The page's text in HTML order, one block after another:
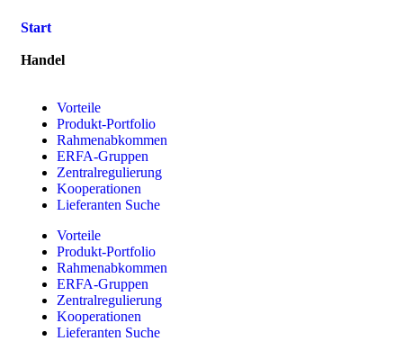
Start
Handel
Vorteile
Produkt-Portfolio
Rahmenabkommen
ERFA-Gruppen
Zentralregulierung
Kooperationen
Lieferanten Suche
Vorteile
Produkt-Portfolio
Rahmenabkommen
ERFA-Gruppen
Zentralregulierung
Kooperationen
Lieferanten Suche